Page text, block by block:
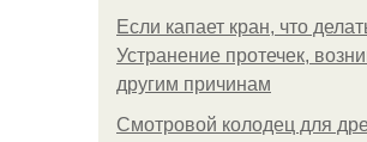
Если капает кран, что
Устранение протечек,
другим причинам
Смотровой колодец для